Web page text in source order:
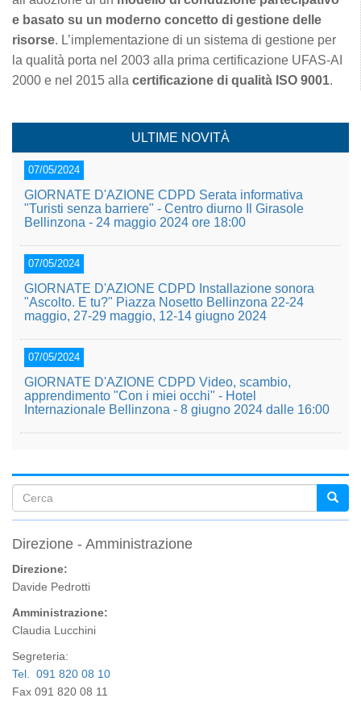
e basato su un moderno concetto di gestione delle
risorse. L’implementazione di un sistema di gestione per
la qualità porta nel 2003 alla prima certificazione UFAS-AI
2000 e nel 2015 alla certificazione di qualità ISO 9001.
ULTIME NOVITÀ
07/05/2024
GIORNATE D'AZIONE CDPD Serata informativa
"Turisti senza barriere" - Centro diurno Il Girasole
Bellinzona - 24 maggio 2024 ore 18:00
07/05/2024
GIORNATE D'AZIONE CDPD Installazione sonora
"Ascolto. E tu?" Piazza Nosetto Bellinzona 22-24
maggio, 27-29 maggio, 12-14 giugno 2024
07/05/2024
GIORNATE D'AZIONE CDPD Video, scambio,
apprendimento "Con i miei occhi" - Hotel
Internazionale Bellinzona - 8 giugno 2024 dalle 16:00
Form
di
ricerca
Direzione - Amministrazione
Direzione:
Davide Pedrotti
Amministrazione:
Claudia Lucchini
Segreteria:
Tel. 091 820 08 10
Fax 091 820 08 11